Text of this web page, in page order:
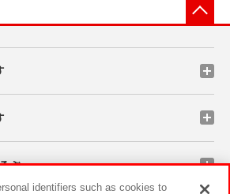
ぶ
identifiers such as cookies to